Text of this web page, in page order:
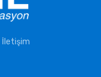
İletişim